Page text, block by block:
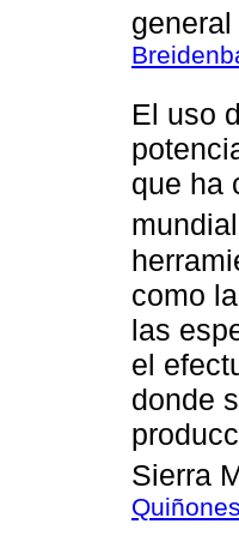
El uso
que ha
como
las
el
donde
Sierra
Quiñones